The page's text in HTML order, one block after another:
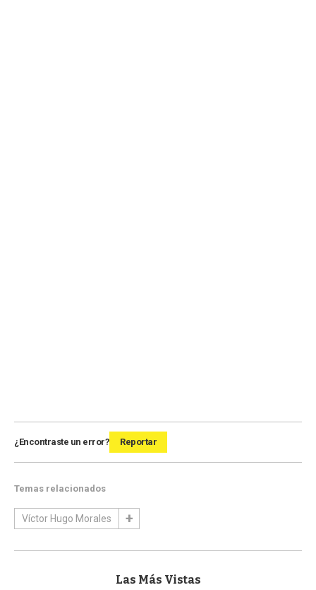
¿Encontraste un error? Reportar
Temas relacionados
Víctor Hugo Morales
Las Más Vistas